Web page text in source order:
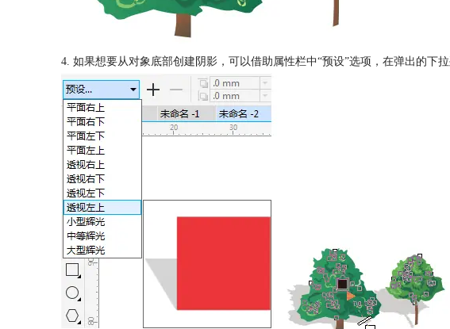
4. 如果想要从对象底部创建阴影，可以借助属性栏中“预设”选项，在弹出的下